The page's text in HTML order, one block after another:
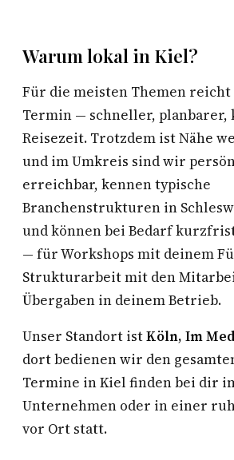
Warum lokal in Kiel?
Für die meisten Themen reicht
Termin — schneller, planbarer,
Reisezeit. Trotzdem ist Nähe
und im Umkreis sind wir
erreichbar, kennen typische
Branchenstrukturen in
und können bei Bedarf
— für Workshops mit deinem
Strukturarbeit mit den
Übergaben in deinem Betrieb.
Unser Standort istKöln, Im
dort bedienen wir den
Termine in Kiel finden bei dir
Unternehmen oder in einer
vor Ort statt.